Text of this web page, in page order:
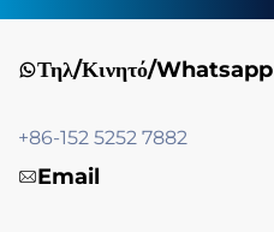
Τηλ/Κινητό/Whatsapp
+86-152 5252 7882
Email